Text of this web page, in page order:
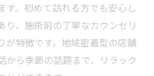
す。初めて訪れる方でも安心し
り、施術前の丁寧なカウンセリ
が特徴です。地域密着型の店舗
から季節の話題まで、リラック